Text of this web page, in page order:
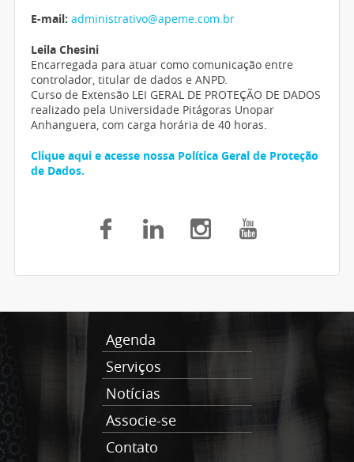
E-mail: administrativo@apeme.com.br
Leila Chesini
Encarregada para atuar como comunicação entre
controlador, titular de dados e ANPD.
Curso de Extensão LEI GERAL DE PROTEÇÃO DE DADOS
realizado pela Universidade Pitágoras Unopar
Anhanguera, com carga horária de 40 horas.
Clique aqui e acesse nossa Política Geral de Proteção
de Dados.
Agenda
Serviços
Notícias
Associe-se
Contato